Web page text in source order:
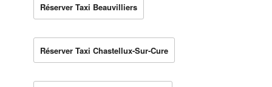
Réserver Taxi Beauvilliers
Réserver Taxi Chastellux-Sur-Cure